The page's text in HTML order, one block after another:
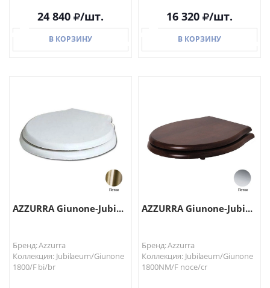
24 840 /шт.
В КОРЗИНУ
16 320 /шт.
В КОРЗИНУ
AZZURRA Giunone-Jubi...
Бренд: Azzurra
Коллекция: Jubilaeum/Giunone
1800/F bi/br
AZZURRA Giunone-Jubi...
Бренд: Azzurra
Коллекция: Jubilaeum/Giunone
1800NM/F noce/cr